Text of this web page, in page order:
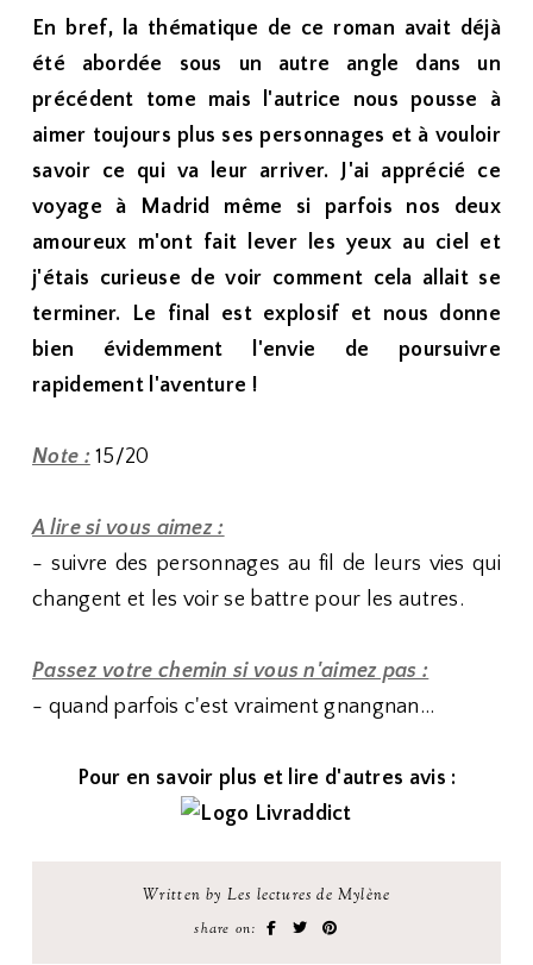
En bref, la thématique de ce roman avait déjà
été abordée sous un autre angle dans un
précédent tome mais l'autrice nous pousse à
aimer toujours plus ses personnages et à vouloir
savoir ce qui va leur arriver. J'ai apprécié ce
voyage à Madrid même si parfois nos deux
amoureux m'ont fait lever les yeux au ciel et
j'étais curieuse de voir comment cela allait se
terminer. Le final est explosif et nous donne
bien évidemment l'envie de poursuivre
rapidement l'aventure !
Note : 15/20
A lire si vous aimez :
- suivre des personnages au fil de leurs vies qui
changent et les voir se battre pour les autres.
Passez votre chemin si vous n'aimez pas :
- quand parfois c'est vraiment gnangnan...
Pour en savoir plus et lire d'autres avis :
Written by Les lectures de Mylène
share on: